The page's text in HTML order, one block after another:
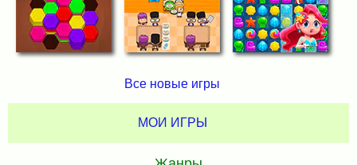
Все новые игры
МОИ ИГРЫ